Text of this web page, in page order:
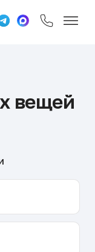
вещей